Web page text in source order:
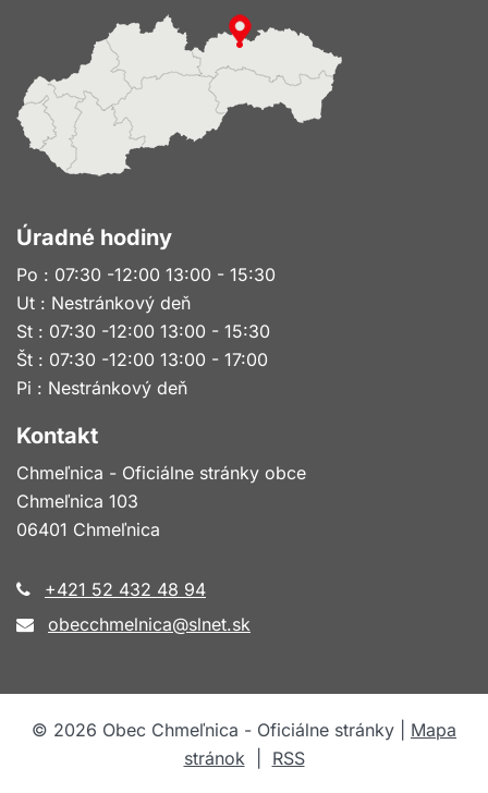
Úradné hodiny
Po : 07:30 -12:00 13:00 - 15:30
Ut : Nestránkový deň
St : 07:30 -12:00 13:00 - 15:30
Št : 07:30 -12:00 13:00 - 17:00
Pi : Nestránkový deň
Kontakt
Chmeľnica - Oficiálne stránky obce
Chmeľnica 103
06401 Chmeľnica
+421 52 432 48 94
obecchmelnica@slnet.sk
© 2026 Obec Chmeľnica - Oficiálne stránky | Mapa
stránok
RSS